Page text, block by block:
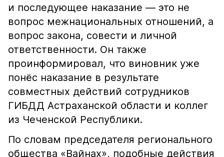
и последующее наказание — это не
вопрос межнациональных отношений, а
вопрос закона, совести и личной
ответственности. Он также
проинформировал, что виновник уже
понёс наказание в результате
совместных действий сотрудников
ГИБДД Астраханской области и коллег
из Чеченской Республики.
По словам председателя регионального
общества «Вайнах», подобные действия